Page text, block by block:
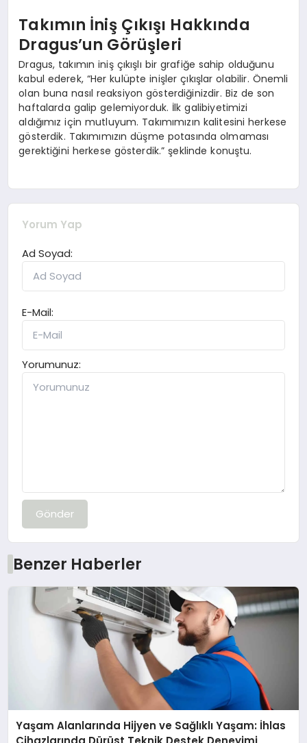
Takımın İniş Çıkışı Hakkında
Dragus’un Görüşleri
Dragus, takımın iniş çıkışlı bir grafiğe sahip olduğunu
kabul ederek, “Her kulüpte inişler çıkışlar olabilir. Önemli
olan buna nasıl reaksiyon gösterdiğinizdir. Biz de son
haftalarda galip gelemiyorduk. İlk galibiyetimizi
aldığımız için mutluyum. Takımımızın kalitesini herkese
gösterdik. Takımımızın düşme potasında olmaması
gerektiğini herkese gösterdik.” şeklinde konuştu.
Yorum Yap
Ad Soyad:
E-Mail:
Yorumunuz:
Gönder
Benzer Haberler
Yaşam Alanlarında Hijyen ve Sağlıklı Yaşam: İhlas